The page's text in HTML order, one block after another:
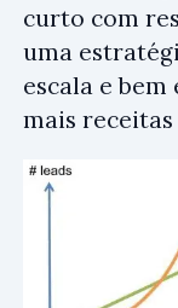
curto com
uma
escala e
mais